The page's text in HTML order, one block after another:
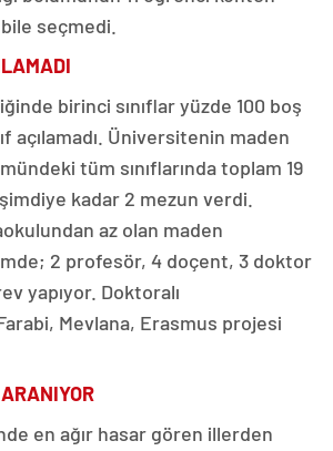
seçmedi.
birinci sınıflar yüzde 100 boş
açılamadı. Üniversitenin maden
tüm sınıflarında toplam 19
kadar 2 mezun verdi.
az olan maden
2 profesör, 4 doçent, 3 doktor
yapıyor. Doktoralı
Mevlana, Erasmus projesi
en ağır hasar gören illerden